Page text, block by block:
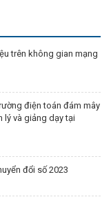
trên không gian mạng
điện toán đám mây
lý và giảng dạy tại
đổi số 2023